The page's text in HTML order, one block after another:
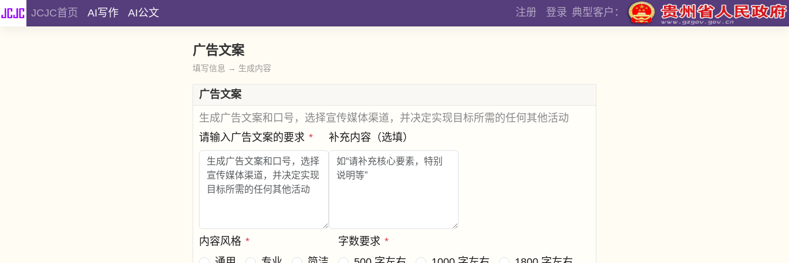
JCJC首页 AI写作 AI公文 注册 登录 典型客户：
广告文案
填写信息 → 生成内容
广告文案
生成广告文案和口号，选择宣传媒体渠道，并决定实现目标所需的任何其他活动
请输入广告文案的要求 * 补充内容（选填）
内容风格 *
字数要求 *